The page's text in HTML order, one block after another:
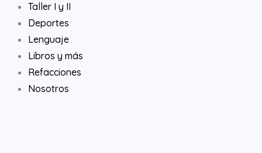
Taller I y II
Deportes
Lenguaje
Libros y más
Refacciones
Nosotros